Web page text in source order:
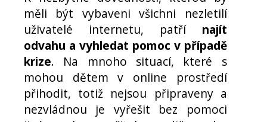
měli být vybaveni všichni nezletilí
uživatelé internetu, patří najít
odvahu a vyhledat pomoc v případě
krize. Na mnoho situací, které s
mohou dětem v online prostředí
přihodit, totiž nejsou připraveny a
nezvládnou je vyřešit bez pomoci